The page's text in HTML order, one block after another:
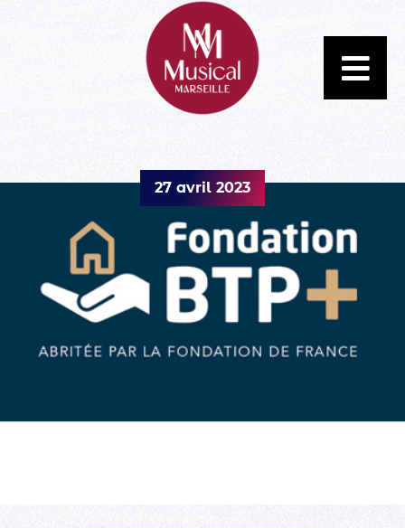
27 avril 2023